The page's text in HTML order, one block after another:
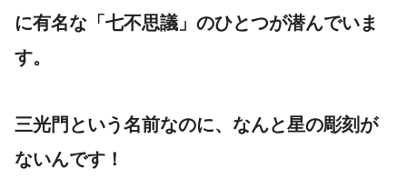
に有名な「七不思議」のひとつが潜んでいま
す。
三光門という名前なのに、なんと星の彫刻が
ないんです！